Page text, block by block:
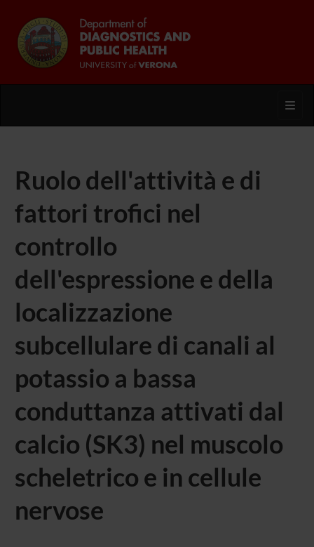
Ruolo dell'attività e di
fattori trofici nel
controllo
dell'espressione e della
localizzazione
subcellulare di canali al
potassio a bassa
conduttanza attivati dal
calcio (SK3) nel muscolo
scheletrico e in cellule
nervose